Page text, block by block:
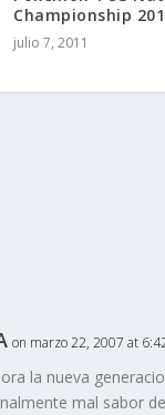
Championship
julio 7, 2011
on marzo 22, 2007 at
la nueva
mal sabor